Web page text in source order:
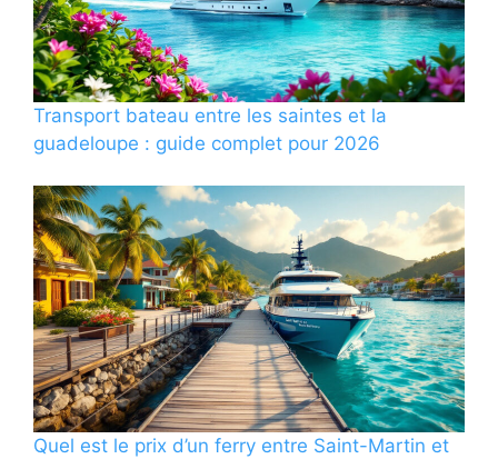
Transport bateau entre les saintes et la
guadeloupe : guide complet pour 2026
Quel est le prix d’un ferry entre Saint-Martin et